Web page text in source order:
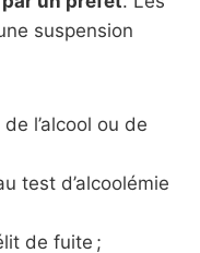
suspension
l’alcool ou de
test d’alcoolémie
de fuite ;